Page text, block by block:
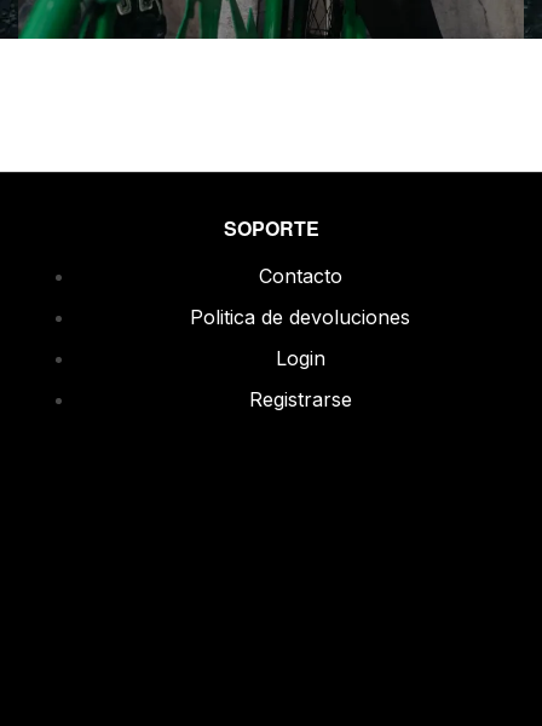
SOPORTE
Contacto
Politica de devoluciones
Login
Registrarse